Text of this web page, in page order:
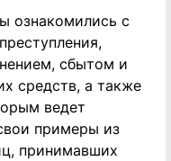
ознакомились с
сбытом и
средств, а также
ведет
примеры из
принимавших